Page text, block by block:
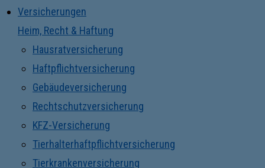
Versicherungen
Heim, Recht & Haftung
Hausratversicherung
Haftpflichtversicherung
Gebäudeversicherung
Rechtschutzversicherung
KFZ-Versicherung
Tierhalterhaftpflichtversicherung
Tierkrankenversicherung